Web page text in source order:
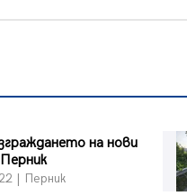
на нови
| Перник